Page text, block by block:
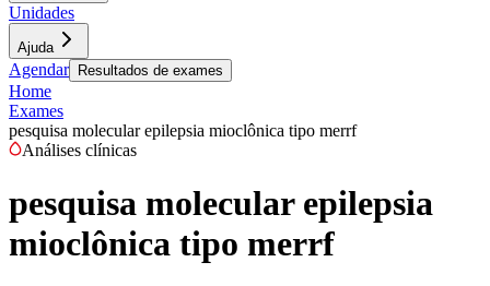
Unidades
Ajuda
Agendar Resultados de exames
Home
Exames
pesquisa molecular epilepsia mioclônica tipo merrf
Análises clínicas
pesquisa molecular epilepsia
mioclônica tipo merrf